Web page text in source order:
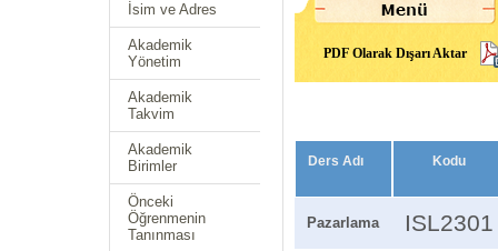
İsim ve Adres
Akademik
Yönetim
Akademik
Takvim
Akademik
Birimler
Önceki
Öğrenmenin
Tanınması
PDF Olarak Dışarı Aktar
Ders Adı Kodu
Pazarlama ISL2301